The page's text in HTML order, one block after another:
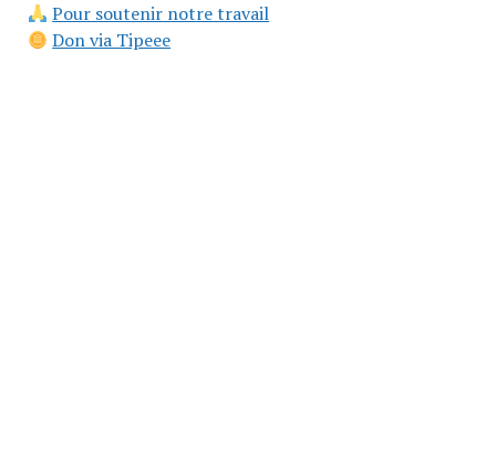
Pour soutenir notre travail
Don via Tipeee